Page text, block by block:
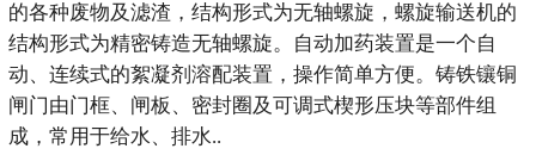
的各种废物及滤渣，结构形式为无轴螺旋，螺旋输送机的
结构形式为精密铸造无轴螺旋。自动加药装置是一个自
动、连续式的絮凝剂溶配装置，操作简单方便。铸铁镶铜
闸门由门框、闸板、密封圈及可调式楔形压块等部件组
成，常用于给水、排水..